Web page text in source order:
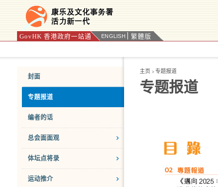
GovHK 香港政府一站通 ENGLISH 繁體版
封面
专题报道
编者的话
总会面面观
体坛点将录
运动推介
主页 > 专题报道
专题报道